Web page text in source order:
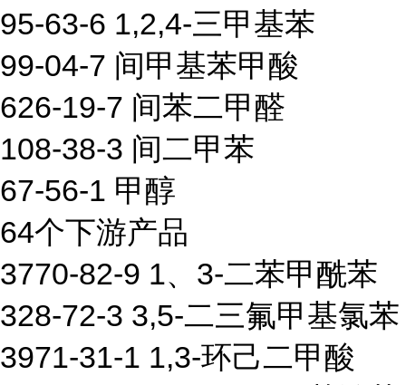
95-63-6 1,2,4-三甲基苯
99-04-7 间甲基苯甲酸
626-19-7 间苯二甲醛
108-38-3 间二甲苯
67-56-1 甲醇
64个下游产品
3770-82-9 1、3-二苯甲酰苯
328-72-3 3,5-二三氟甲基氯苯
3971-31-1 1,3-环己二甲酸